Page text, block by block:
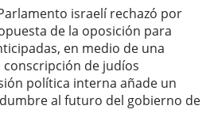
israelí rechazó por
de la oposición para
en medio de una
de judíos
política interna añade un
al futuro del gobierno de